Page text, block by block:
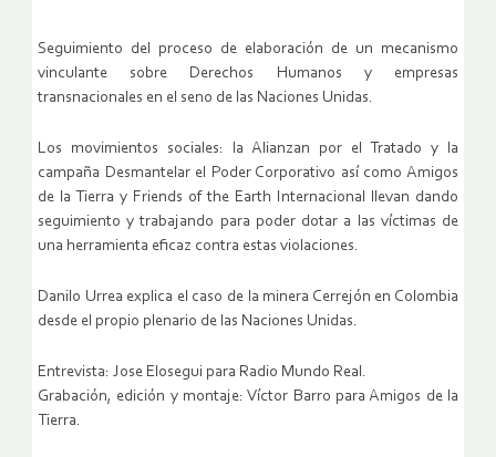
Seguimiento del proceso de elaboración de un mecanismo
vinculante sobre Derechos Humanos y empresas
transnacionales en el seno de las Naciones Unidas.
Los movimientos sociales: la Alianzan por el Tratado y la
campaña Desmantelar el Poder Corporativo así como Amigos
de la Tierra y Friends of the Earth Internacional llevan dando
seguimiento y trabajando para poder dotar a las víctimas de
una herramienta eficaz contra estas violaciones.
Danilo Urrea explica el caso de la minera Cerrejón en Colombia
desde el propio plenario de las Naciones Unidas.
Entrevista: Jose Elosegui para Radio Mundo Real.
Grabación, edición y montaje: Víctor Barro para Amigos de la
Tierra.